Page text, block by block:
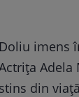
Doliu imens
Adela
stins din viață